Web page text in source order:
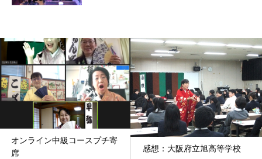
オンライン中級コースプチ寄
席
感想：大阪府立旭高等学校